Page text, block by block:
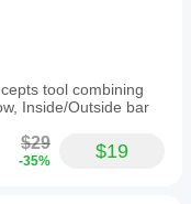
tool combining
Inside/Outside bar
$29
-35% $19